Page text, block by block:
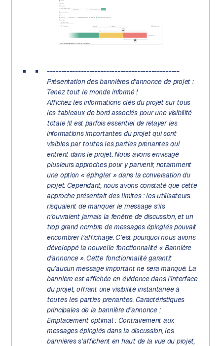
-----------------------------------------------
Présentation des bannières d'annonce de projet :
Tenez tout le monde informé !
Affichez les informations clés du projet sur tous
les tableaux de bord associés pour une visibilité
totale !Il est parfois essentiel de relayer les
informations importantes du projetqui sont
visibles partoutes les parties prenantesqui
entrent dans le projet. Nous avons envisagé
plusieurs approches pour y parvenir, notamment
une option « épingler » dans la conversation du
projet. Cependant, nous avons constaté que cette
approche présentait des limites : les utilisateurs
risquaient de manquer le message s’ils
n’ouvraient jamais la fenêtre de discussion, et un
trop grand nombre de messages épinglés pouvait
encombrer l’affichage. C’est pourquoi nous avons
développé la nouvelle fonctionnalité « Bannière
d’annonce ». Cette fonctionnalité garantit
qu’aucun message important ne sera manqué. La
bannière est affichée en évidence dans l’interface
du projet, offrant une visibilité instantanée à
toutes les parties prenantes. Caractéristiques
principales de la bannière d’annonce :
Emplacement optimal : Contrairement aux
messages épinglés dans la discussion, les
bannières s’affichent en haut de la vue du projet,